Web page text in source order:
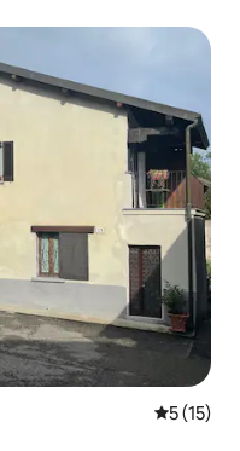
5 de uma
5 (15)